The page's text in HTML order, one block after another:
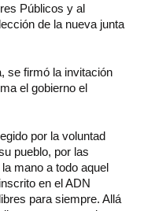
Públicos y al
de la nueva junta
se firmó la invitación
el gobierno el
por la voluntad
pueblo, por las
mano a todo aquel
en el ADN
para siempre. Allá